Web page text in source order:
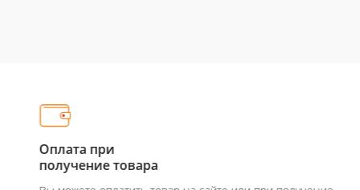
Оплата при
получение товара